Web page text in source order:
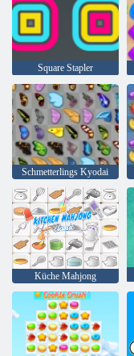
Square Stapler
Schmetterlings Kyodai
Küche Mahjong